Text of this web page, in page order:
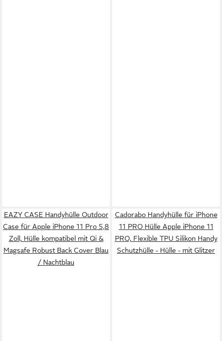
EAZY CASE Handyhülle Outdoor
Case für Apple iPhone 11 Pro 5,8
Zoll, Hülle kompatibel mit Qi &
Magsafe Robust Back Cover Blau
/ Nachtblau
Cadorabo Handyhülle für iPhone
11 PRO Hülle Apple iPhone 11
PRO, Flexible TPU Silikon Handy
Schutzhülle - Hülle - mit Glitzer